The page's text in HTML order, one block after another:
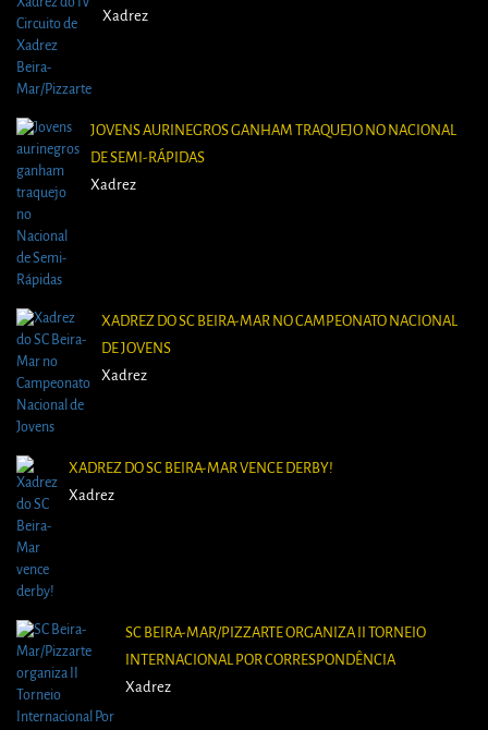
Xadrez
JOVENS AURINEGROS GANHAM TRAQUEJO NO NACIONAL
DE SEMI-RÁPIDAS
Xadrez
XADREZ DO SC BEIRA-MAR NO CAMPEONATO NACIONAL
DE JOVENS
Xadrez
XADREZ DO SC BEIRA-MAR VENCE DERBY!
Xadrez
SC BEIRA-MAR/PIZZARTE ORGANIZA II TORNEIO
INTERNACIONAL POR CORRESPONDÊNCIA
Xadrez